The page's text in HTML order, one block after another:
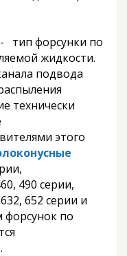
- тип форсунки по
жидкости.
подвода
технически
этого
490 серии,
632, 652 серии и
форсунок по
.